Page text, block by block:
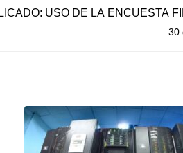
USO DE LA ENCUESTA
30